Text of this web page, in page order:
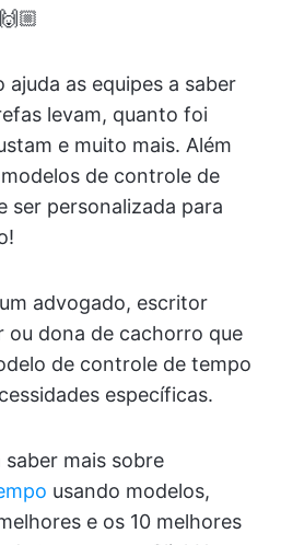
as equipes a saber
levam, quanto foi
e muito mais. Além
de controle de
ser personalizada para
advogado, escritor
ou dona de cachorro que
de controle de tempo
específicas.
mais sobre
usando modelos,
e os 10 melhores